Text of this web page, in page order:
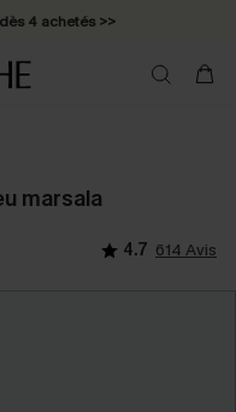
4 achetés >>
marsala
4.7 614 Avis